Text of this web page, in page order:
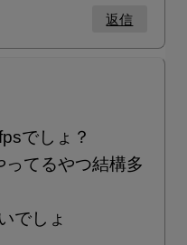
返信
でしょ？
てるやつ結構多
でしょ